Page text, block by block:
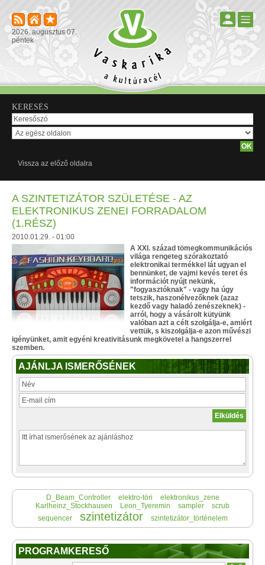
2026. augusztus 07.
péntek
KERESÉS
Vissza az előző oldalra
A SZINTETIZÁTOR SZÜLETÉSE - AZ
ELEKTRONIKUS ZENEI FORRADALOM
(1.RÉSZ)
2010.01.29. - 01:00
A XXI. század tömegkommunikációs
világa rengeteg szórakoztató
elektronikai termékkel lát ugyan el
bennünket, de vajmi kevés teret és
információt nyújt nekünk,
"fogyasztóknak" - vagy ha úgy
tetszik, haszonélvezőknek (azaz
kezdő vagy haladó zenészeknek) -
arról, hogy a vásárolt kütyünk
valóban azt a célt szolgálja-e, amiért
vettük, s kiszolgálja-e azon művészi
igényünket, amit egyéni kreativitásunk megkövetel a hangszerrel
szemben.
AJÁNLJA ISMERŐSÉNEK
D_Beam_Controller elektro-töri
elektronikus_zene
Karlheinz_Stockhausen
Leon_Tyeremin sampler
scrub
sequencer
szintetizátor szintetizátor_történelem
PROGRAMKERESŐ